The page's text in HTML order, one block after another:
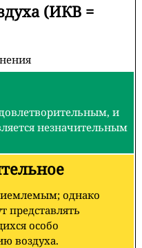
(ИКВ =
и
незначительным
однако
представлять
особо
воздуха.